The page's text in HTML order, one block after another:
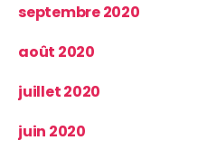
septembre 2020
août 2020
juillet 2020
juin 2020